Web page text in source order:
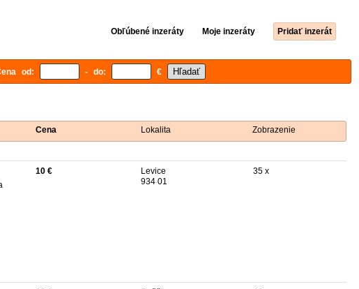
Obľúbené inzeráty Moje inzeráty Pridať inzerát
od: - do: €
Cena Lokalita Zobrazenie
10 €
Levice
934 01
35 x